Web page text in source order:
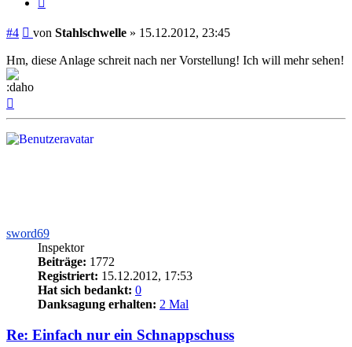
#4 Beitrag
von Stahlschwelle » 15.12.2012, 23:45
Hm, diese Anlage schreit nach ner Vorstellung! Ich will mehr sehen!
sword69
Inspektor
Beiträge: 1772
Registriert: 15.12.2012, 17:53
Hat sich bedankt: 0
Danksagung erhalten: 2 Mal
Re: Einfach nur ein Schnappschuss